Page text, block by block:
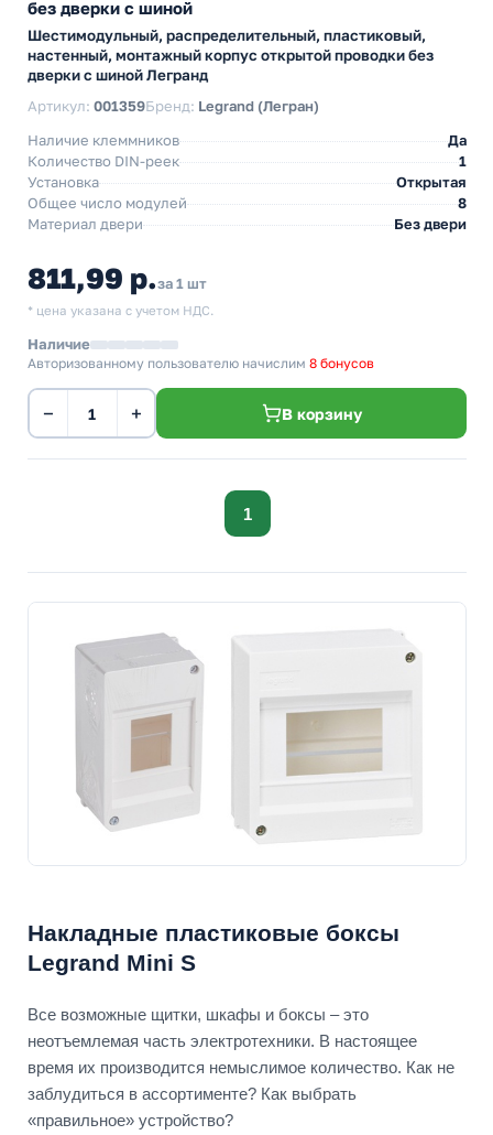
без дверки с шиной
Шестимодульный, распределительный, пластиковый,
настенный, монтажный корпус открытой проводки без
дверки с шиной Легранд
Артикул: 001359Бренд: Legrand (Легран)
Наличие клеммников
Да
Количество DIN-реек
1
Установка
Открытая
Общее число модулей
8
Материал двери
Без двери
811,99 р.за 1 шт
* цена указана с учетом НДС.
Наличие
Авторизованному пользователю начислим 8 бонусов
− + В корзину
1
Накладные пластиковые боксы
Legrand Mini S
Все возможные щитки, шкафы и боксы – это
неотъемлемая часть электротехники. В настоящее
время их производится немыслимое количество. Как не
заблудиться в ассортименте? Как выбрать
«правильное» устройство?